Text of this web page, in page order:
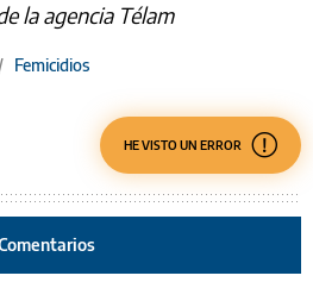
la agencia Télam
/ Femicidios
HE VISTO UN ERROR